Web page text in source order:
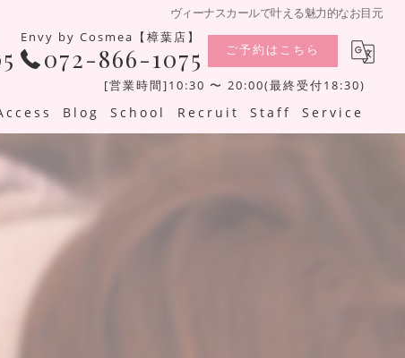
ヴィーナスカールで叶える魅力的なお目元
Envy by Cosmea【樟葉店】
072-866-1075 ご予約はこちら
[営業時間]10:30 〜 20:00(最終受付18:30)
Blog School Recruit Staff Service